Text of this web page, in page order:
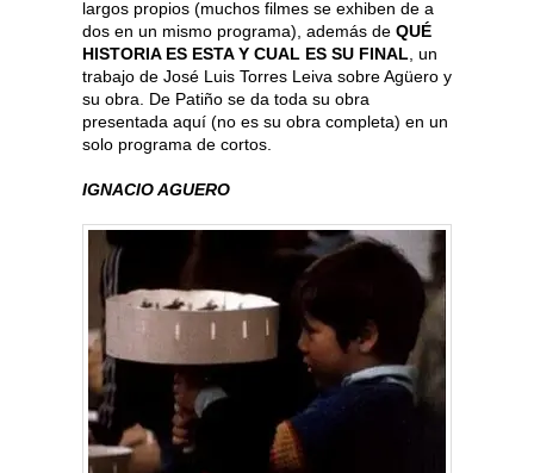
largos propios (muchos filmes se exhiben de a
dos en un mismo programa), además de QUÉ
HISTORIA ES ESTA Y CUAL ES SU FINAL, un
trabajo de José Luis Torres Leiva sobre Agüero y
su obra. De Patiño se da toda su obra
presentada aquí (no es su obra completa) en un
solo programa de cortos.
IGNACIO AGUERO